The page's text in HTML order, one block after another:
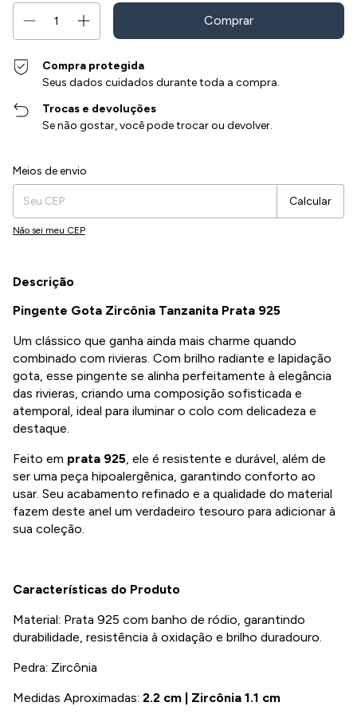
Compra protegida
Seus dados cuidados durante toda a compra.
Trocas e devoluções
Se não gostar, você pode trocar ou devolver.
Entregas para o CEP:
Meios de envio
Calcular
Não sei meu CEP
Descrição
Pingente Gota Zircônia Tanzanita Prata 925
Um clássico que ganha ainda mais charme quando
combinado com rivieras. Com brilho radiante e lapidação
gota, esse pingente se alinha perfeitamente à elegância
das rivieras, criando uma composição sofisticada e
atemporal, ideal para iluminar o colo com delicadeza e
destaque.
Feito em prata 925, ele é resistente e durável, além de
ser uma peça hipoalergênica, garantindo conforto ao
usar. Seu acabamento refinado e a qualidade do material
fazem deste anel um verdadeiro tesouro para adicionar à
sua coleção.
Características do Produto
Material: Prata 925 com banho de ródio, garantindo
durabilidade, resistência à oxidação e brilho duradouro.
Pedra: Zircônia
Medidas Aproximadas: 2.2 cm | Zircônia 1.1 cm